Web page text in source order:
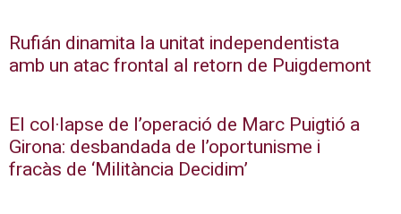
Rufián dinamita la unitat independentista
amb un atac frontal al retorn de Puigdemont
El col·lapse de l’operació de Marc Puigtió a
Girona: desbandada de l’oportunisme i
fracàs de ‘Militància Decidim’